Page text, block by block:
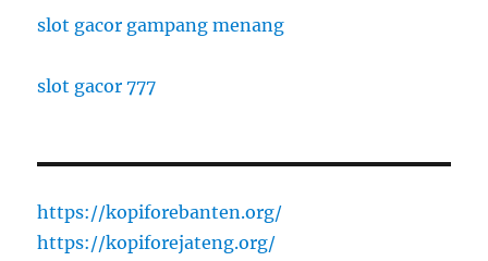
slot gacor gampang menang
slot gacor 777
https://kopiforebanten.org/
https://kopiforejateng.org/